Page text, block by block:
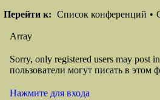
Перейти к: Список конференций •
Array
Sorry, only registered users may post
пользователи могут писать в этом
Нажмите для входа